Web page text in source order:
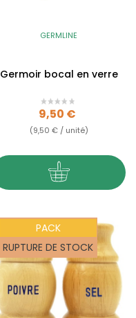
GERMLINE
Germoir bocal en verre
Prix
9,50 €
(9,50 € / unité)
PACK
RUPTURE DE STOCK